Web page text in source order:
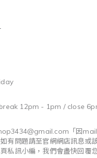
12pm - 1pm / close
「因
有問題請至官網網店訊息或
私訊小編，我們會盡快回覆您